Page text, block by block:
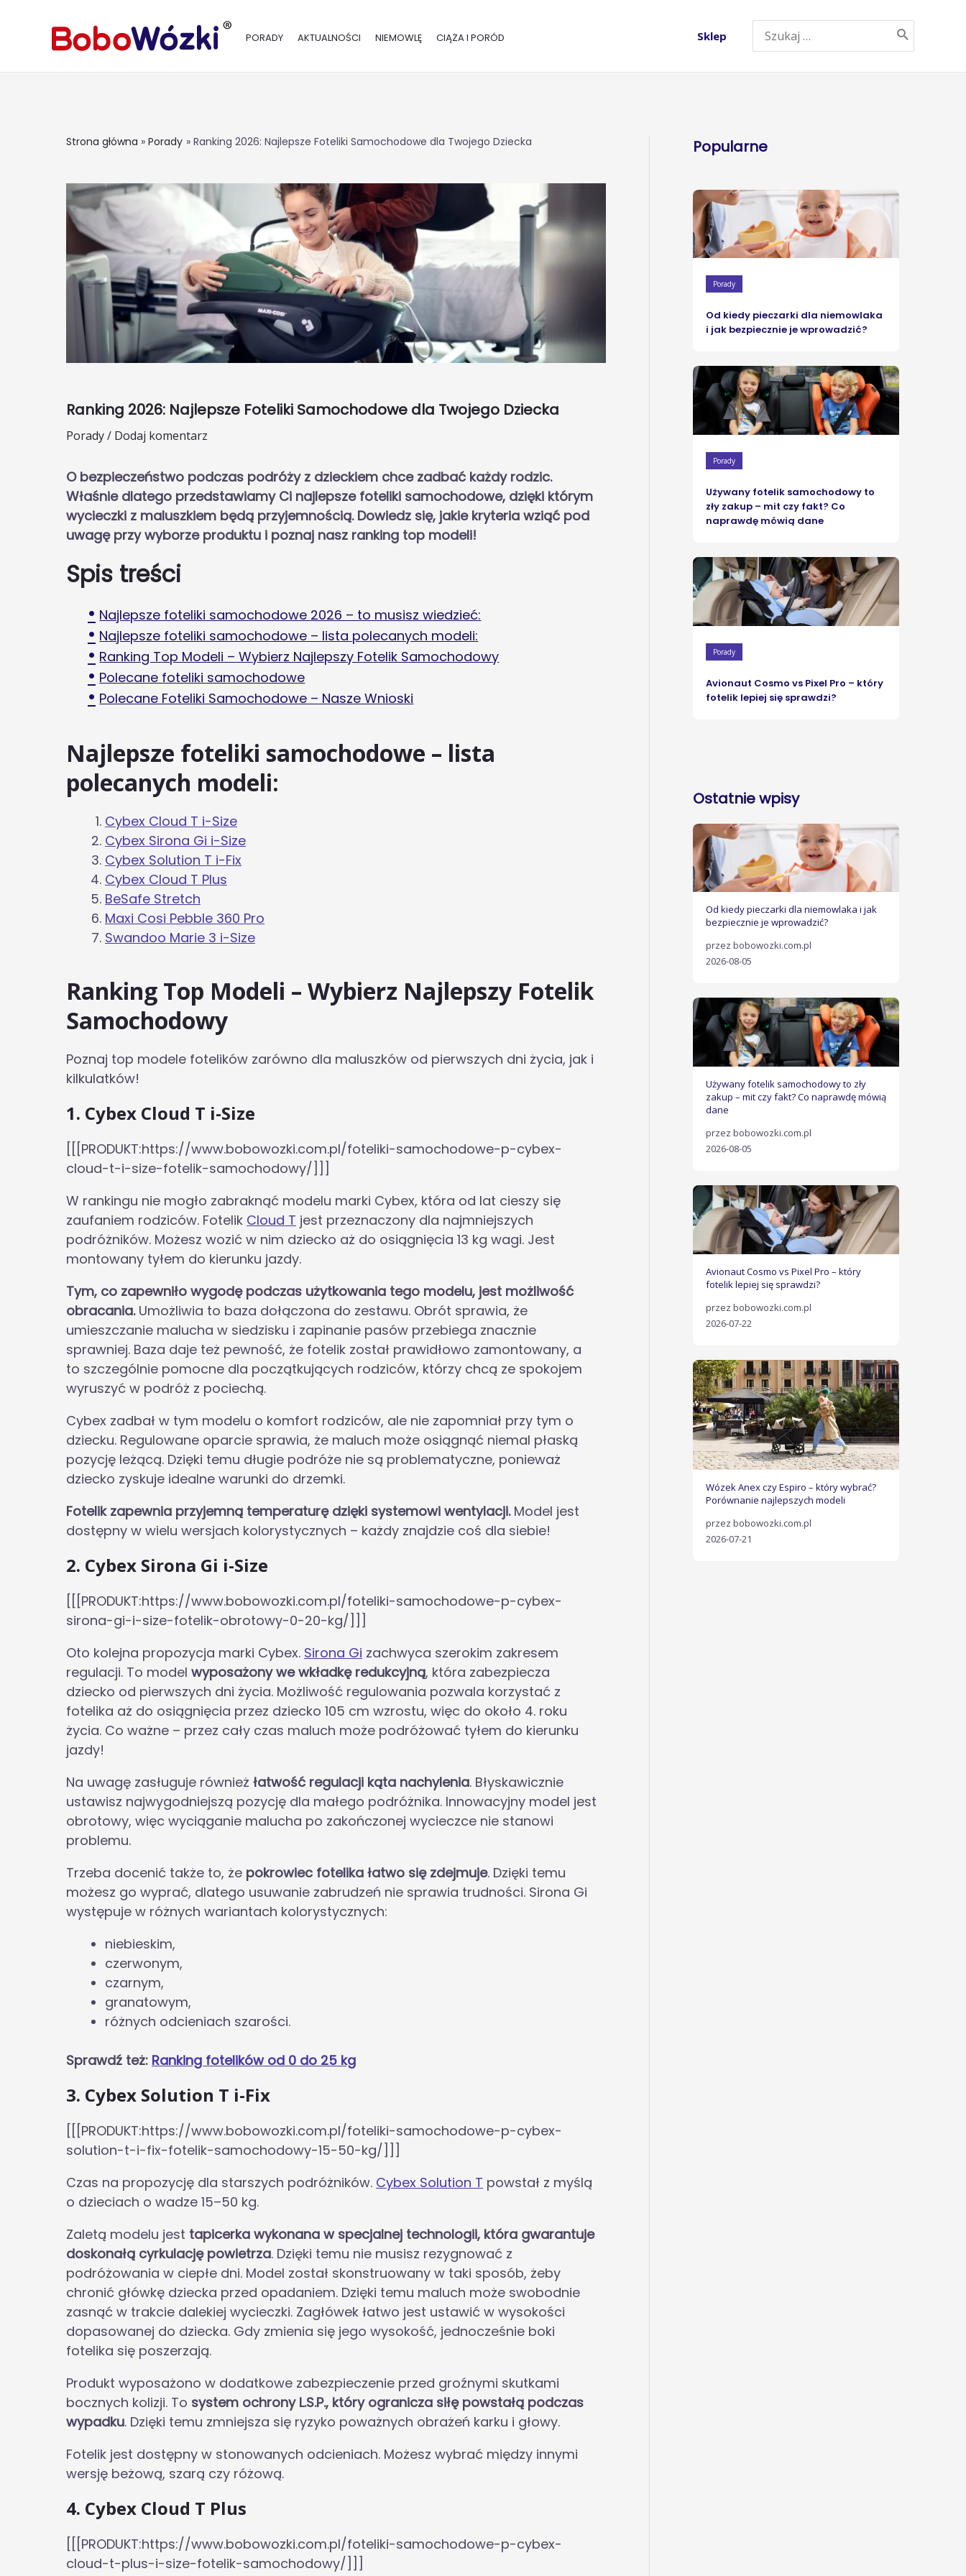
PORADY AKTUALNOŚCI NIEMOWLĘ CIĄŻA I PORÓD Sklep
Strona główna Porady Ranking 2026: Najlepsze Foteliki Samochodowe dla Twojego Dziecka
Ranking 2026: Najlepsze Foteliki Samochodowe dla Twojego Dziecka
Porady/ Dodaj komentarz
O bezpieczeństwo podczas podróży z dzieckiem chce zadbać każdy rodzic.
Właśnie dlatego przedstawiamy Ci najlepsze foteliki samochodowe, dzięki którym
wycieczki z maluszkiem będą przyjemnością. Dowiedz się, jakie kryteria wziąć pod
uwagę przy wyborze produktu i poznaj nasz ranking top modeli!
Spis treści
Najlepsze foteliki samochodowe 2026 – to musisz wiedzieć:
Najlepsze foteliki samochodowe – lista polecanych modeli:
Ranking Top Modeli – Wybierz Najlepszy Fotelik Samochodowy
Polecane foteliki samochodowe
Polecane Foteliki Samochodowe – Nasze Wnioski
Najlepsze foteliki samochodowe – lista
polecanych modeli:
Cybex Cloud T i-Size
Cybex Sirona Gi i-Size
Cybex Solution T i-Fix
Cybex Cloud T Plus
BeSafe Stretch
Maxi Cosi Pebble 360 Pro
Swandoo Marie 3 i-Size
Ranking Top Modeli – Wybierz Najlepszy Fotelik
Samochodowy
Poznaj top modele fotelików zarówno dla maluszków od pierwszych dni życia, jak i
kilkulatków!
1. Cybex Cloud T i-Size
[[[PRODUKT:https://www.bobowozki.com.pl/foteliki-samochodowe-p-cybex-
cloud-t-i-size-fotelik-samochodowy/]]]
W rankingu nie mogło zabraknąć modelu marki Cybex, która od lat cieszy się
zaufaniem rodziców. Fotelik Cloud T jest przeznaczony dla najmniejszych
podróżników. Możesz wozić w nim dziecko aż do osiągnięcia 13 kg wagi. Jest
montowany tyłem do kierunku jazdy.
Tym, co zapewniło wygodę podczas użytkowania tego modelu, jest możliwość
obracania.Umożliwia to baza dołączona do zestawu. Obrót sprawia, że
umieszczanie malucha w siedzisku i zapinanie pasów przebiega znacznie
sprawniej. Baza daje też pewność, że fotelik został prawidłowo zamontowany, a
to szczególnie pomocne dla początkujących rodziców, którzy chcą ze spokojem
wyruszyć w podróż z pociechą.
Cybex zadbał w tym modelu o komfort rodziców, ale nie zapomniał przy tym o
dziecku. Regulowane oparcie sprawia, że maluch może osiągnąć niemal płaską
pozycję leżącą. Dzięki temu długie podróże nie są problematyczne, ponieważ
dziecko zyskuje idealne warunki do drzemki.
Fotelik zapewnia przyjemną temperaturę dzięki systemowi wentylacji.Model jest
dostępny w wielu wersjach kolorystycznych – każdy znajdzie coś dla siebie!
2. Cybex Sirona Gi i-Size
[[[PRODUKT:https://www.bobowozki.com.pl/foteliki-samochodowe-p-cybex-
sirona-gi-i-size-fotelik-obrotowy-0-20-kg/]]]
Oto kolejna propozycja marki Cybex. Sirona Gi zachwyca szerokim zakresem
regulacji. To model wyposażony we wkładkę redukcyjną, która zabezpiecza
dziecko od pierwszych dni życia. Możliwość regulowania pozwala korzystać z
fotelika aż do osiągnięcia przez dziecko 105 cm wzrostu, więc do około 4. roku
życia. Co ważne – przez cały czas maluch może podróżować tyłem do kierunku
jazdy!
Na uwagę zasługuje również łatwość regulacji kąta nachylenia. Błyskawicznie
ustawisz najwygodniejszą pozycję dla małego podróżnika. Innowacyjny model jest
obrotowy, więc wyciąganie malucha po zakończonej wycieczce nie stanowi
problemu.
Trzeba docenić także to, że pokrowiec fotelika łatwo się zdejmuje. Dzięki temu
możesz go wyprać, dlatego usuwanie zabrudzeń nie sprawia trudności. Sirona Gi
występuje w różnych wariantach kolorystycznych:
niebieskim,
czerwonym,
czarnym,
granatowym,
różnych odcieniach szarości.
Sprawdź też: Ranking fotelików od 0 do 25 kg
3. Cybex Solution T i-Fix
[[[PRODUKT:https://www.bobowozki.com.pl/foteliki-samochodowe-p-cybex-
solution-t-i-fix-fotelik-samochodowy-15-50-kg/]]]
Czas na propozycję dla starszych podróżników. Cybex Solution T powstał z myślą
o dzieciach o wadze 15–50 kg.
Zaletą modelu jest tapicerka wykonana w specjalnej technologii, która gwarantuje
doskonałą cyrkulację powietrza. Dzięki temu nie musisz rezygnować z
podróżowania w ciepłe dni. Model został skonstruowany w taki sposób, żeby
chronić główkę dziecka przed opadaniem. Dzięki temu maluch może swobodnie
zasnąć w trakcie dalekiej wycieczki. Zagłówek łatwo jest ustawić w wysokości
dopasowanej do dziecka. Gdy zmienia się jego wysokość, jednocześnie boki
fotelika się poszerzają.
Produkt wyposażono w dodatkowe zabezpieczenie przed groźnymi skutkami
bocznych kolizji. To system ochrony L.S.P., który ogranicza siłę powstałą podczas
wypadku. Dzięki temu zmniejsza się ryzyko poważnych obrażeń karku i głowy.
Fotelik jest dostępny w stonowanych odcieniach. Możesz wybrać między innymi
wersję beżową, szarą czy różową.
4. Cybex Cloud T Plus
[[[PRODUKT:https://www.bobowozki.com.pl/foteliki-samochodowe-p-cybex-
cloud-t-plus-i-size-fotelik-samochodowy/]]]
Popularne
Porady
Od kiedy pieczarki dla niemowlaka
i jak bezpiecznie je wprowadzić?
Porady
Używany fotelik samochodowy to
zły zakup – mit czy fakt? Co
naprawdę mówią dane
Porady
Avionaut Cosmo vs Pixel Pro – który
fotelik lepiej się sprawdzi?
Ostatnie wpisy
Od kiedy pieczarki dla niemowlaka i jak
bezpiecznie je wprowadzić?
przez bobowozki.com.pl
2026-08-05
Używany fotelik samochodowy to zły
zakup – mit czy fakt? Co naprawdę mówią
dane
przez bobowozki.com.pl
2026-08-05
Avionaut Cosmo vs Pixel Pro – który
fotelik lepiej się sprawdzi?
przez bobowozki.com.pl
2026-07-22
Wózek Anex czy Espiro – który wybrać?
Porównanie najlepszych modeli
przez bobowozki.com.pl
2026-07-21